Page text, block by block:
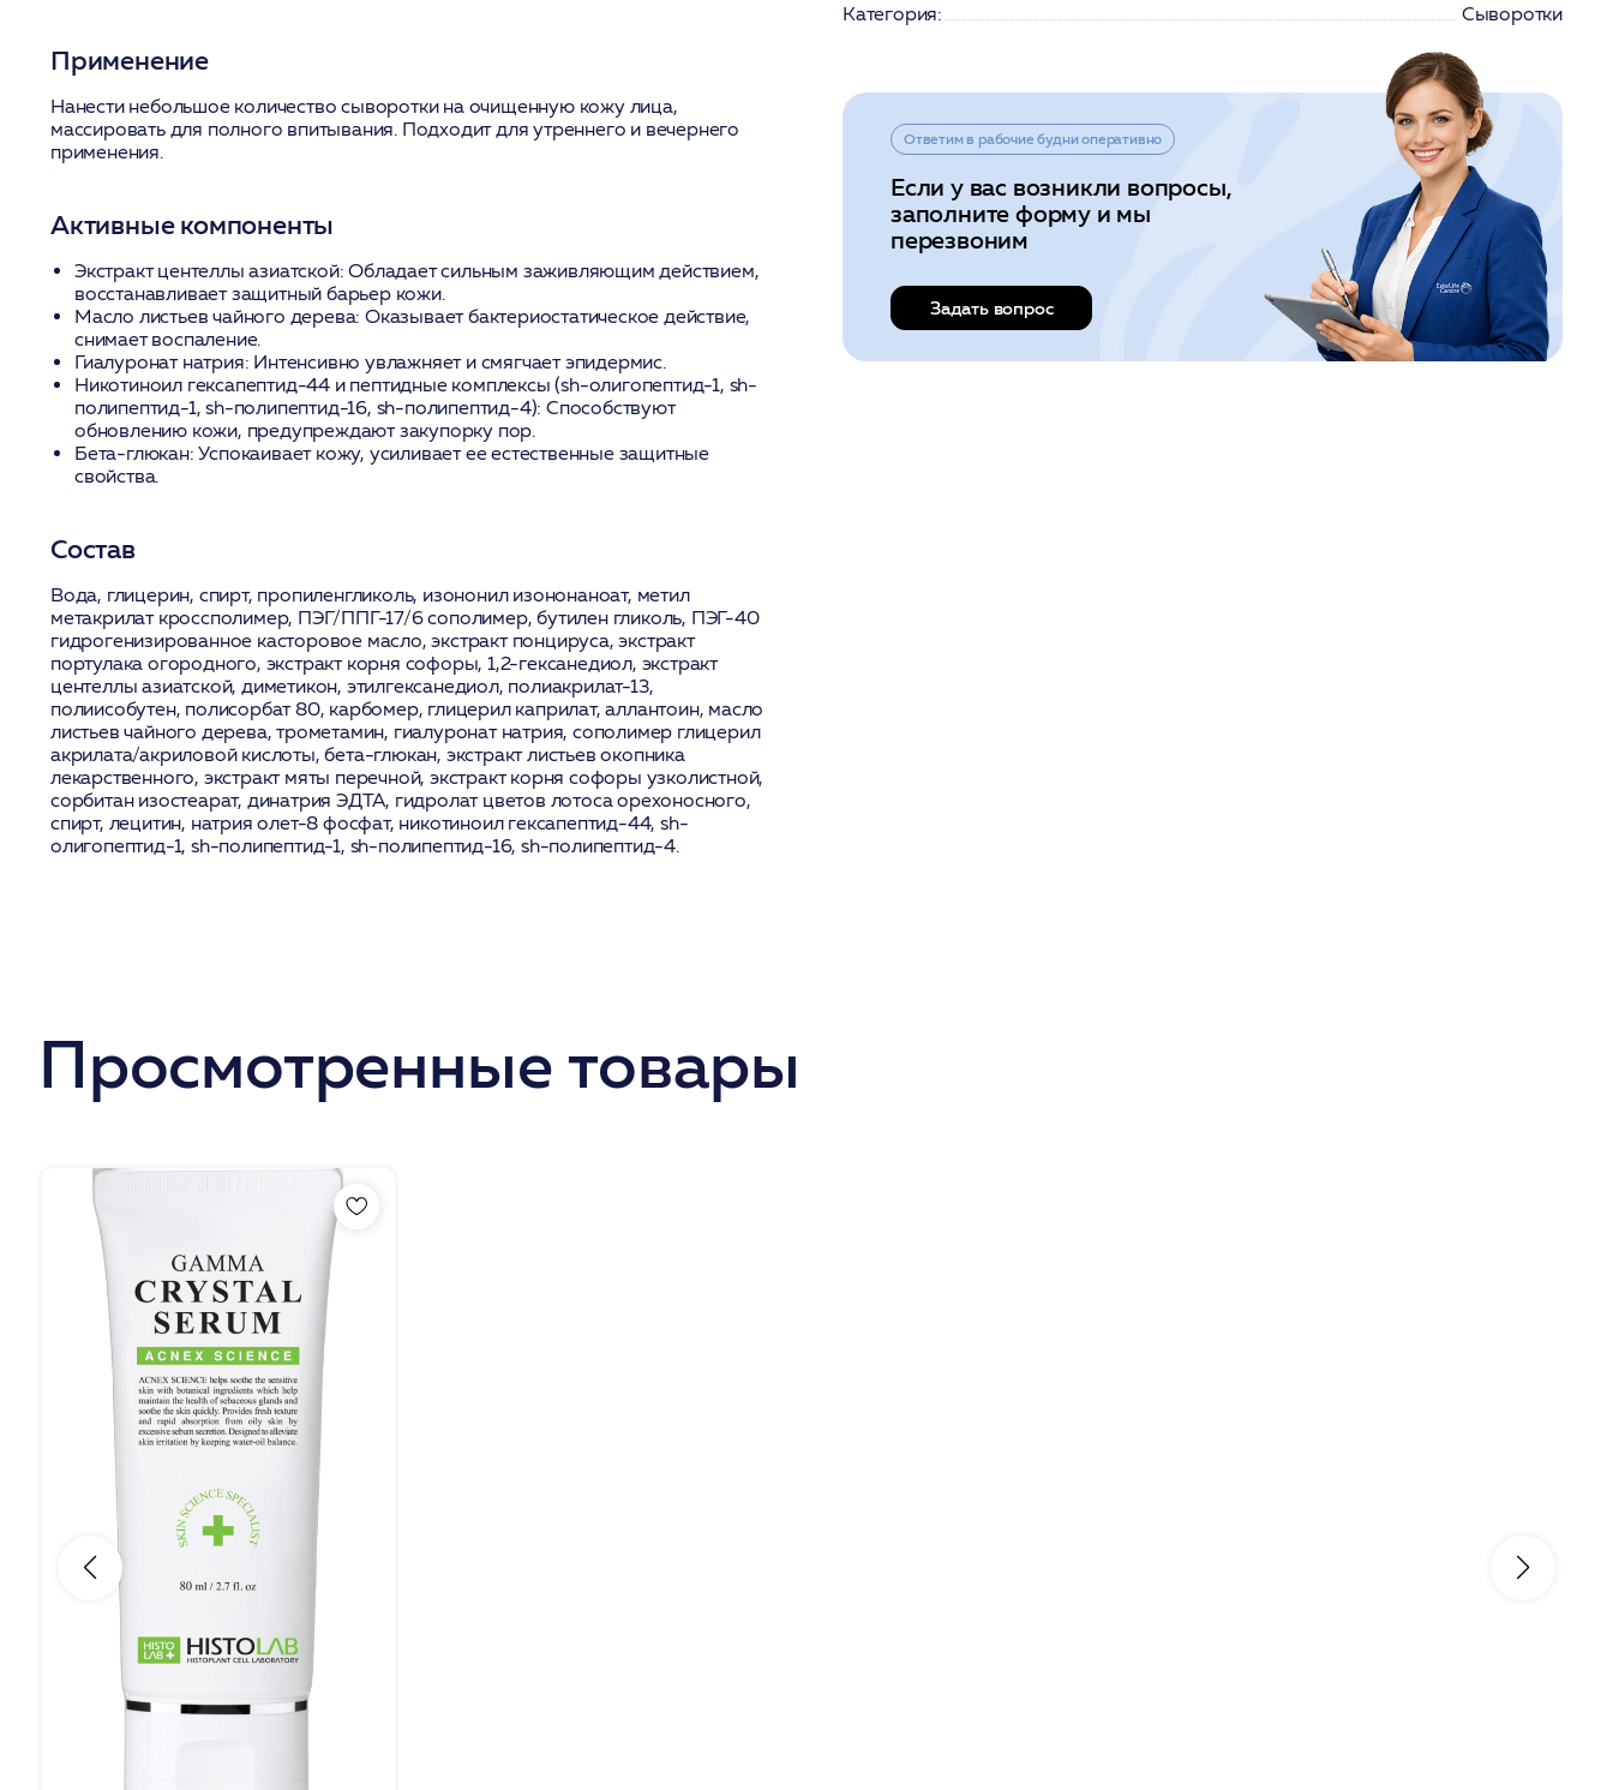
Применение
Нанести небольшое количество сыворотки на очищенную кожу лица,
массировать для полного впитывания. Подходит для утреннего и вечернего
применения.
Активные компоненты
Экстракт центеллы азиатской: Обладает сильным заживляющим действием,
восстанавливает защитный барьер кожи.
Масло листьев чайного дерева: Оказывает бактериостатическое действие,
снимает воспаление.
Гиалуронат натрия: Интенсивно увлажняет и смягчает эпидермис.
Никотиноил гексапептид-44 и пептидные комплексы (sh-олигопептид-1, sh-
полипептид-1, sh-полипептид-16, sh-полипептид-4): Способствуют
обновлению кожи, предупреждают закупорку пор.
Бета-глюкан: Успокаивает кожу, усиливает ее естественные защитные
свойства.
Состав
Вода, глицерин, спирт, пропиленгликоль, изононил изононаноат, метил
метакрилат кроссполимер, ПЭГ/ППГ-17/6 сополимер, бутилен гликоль, ПЭГ-40
гидрогенизированное касторовое масло, экстракт понцируса, экстракт
портулака огородного, экстракт корня софоры, 1,2-гексанедиол, экстракт
центеллы азиатской, диметикон, этилгексанедиол, полиакрилат-13,
полиисобутен, полисорбат 80, карбомер, глицерил каприлат, аллантоин, масло
листьев чайного дерева, трометамин, гиалуронат натрия, сополимер глицерил
акрилата/акриловой кислоты, бета-глюкан, экстракт листьев окопника
лекарственного, экстракт мяты перечной, экстракт корня софоры узколистной,
сорбитан изостеарат, динатрия ЭДТА, гидролат цветов лотоса орехоносного,
спирт, лецитин, натрия олет-8 фосфат, никотиноил гексапептид-44, sh-
олигопептид-1, sh-полипептид-1, sh-полипептид-16, sh-полипептид-4.
Категория:
Сыворотки
Ответим в рабочие будни оперативно
Если у вас возникли вопросы,
заполните форму и мы
перезвоним
Задать вопрос
Просмотренные товары